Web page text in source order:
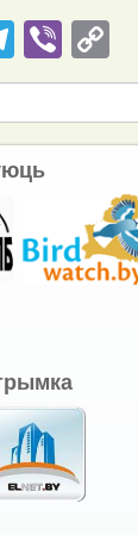
Viber